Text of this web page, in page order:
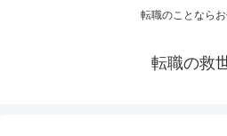
転職のことなら
転職の救